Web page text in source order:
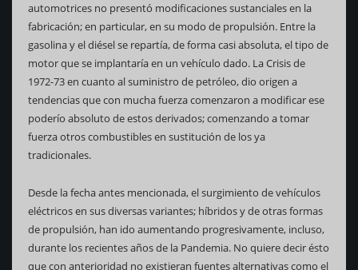
automotrices no presentó modificaciones sustanciales en la
fabricación; en particular, en su modo de propulsión. Entre la
gasolina y el diésel se repartía, de forma casi absoluta, el tipo de
motor que se implantaría en un vehículo dado. La Crisis de
1972-73 en cuanto al suministro de petróleo, dio origen a
tendencias que con mucha fuerza comenzaron a modificar ese
poderío absoluto de estos derivados; comenzando a tomar
fuerza otros combustibles en sustitución de los ya
tradicionales.
Desde la fecha antes mencionada, el surgimiento de vehículos
eléctricos en sus diversas variantes; híbridos y de otras formas
de propulsión, han ido aumentando progresivamente, incluso,
durante los recientes años de la Pandemia. No quiere decir ésto
que con anterioridad no existieran fuentes alternativas como el